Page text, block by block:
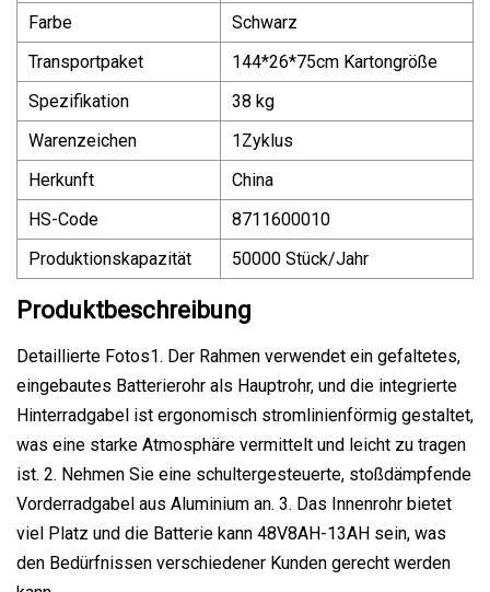
Farbe
Schwarz
Transportpaket
144*26*75cm Kartongröße
Spezifikation
38 kg
Warenzeichen
1Zyklus
Herkunft
China
HS-Code
8711600010
Produktionskapazität
50000 Stück/Jahr
Produktbeschreibung
Detaillierte Fotos1. Der Rahmen verwendet ein gefaltetes,
eingebautes Batterierohr als Hauptrohr, und die integrierte
Hinterradgabel ist ergonomisch stromlinienförmig gestaltet,
was eine starke Atmosphäre vermittelt und leicht zu tragen
ist. 2. Nehmen Sie eine schultergesteuerte, stoßdämpfende
Vorderradgabel aus Aluminium an. 3. Das Innenrohr bietet
viel Platz und die Batterie kann 48V8AH-13AH sein, was
den Bedürfnissen verschiedener Kunden gerecht werden